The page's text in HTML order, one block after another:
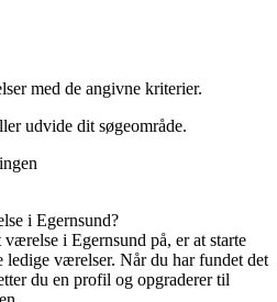
med de angivne kriterier.
udvide dit søgeområde.
i Egernsund?
i Egernsund på, er at starte
ledige værelser. Når du har fundet det
du en profil og opgraderer til